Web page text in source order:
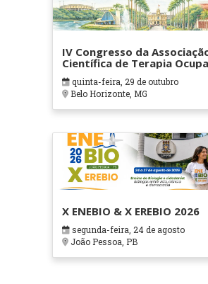
IV Congresso da
Científica de Terapia
em Contextos Hospitalares
Cuidados Paliativos -
quinta-feira, 29 de outubro
Belo Horizonte, MG
X ENEBIO & X EREBIO 2026
segunda-feira, 24 de agosto
João Pessoa, PB